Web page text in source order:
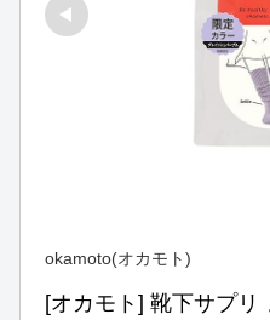
okamoto(オカモト)
[オカモト] 靴下サプリ